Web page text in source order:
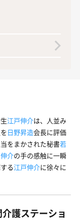
江戸伸介は、人並み
日野昇造会長に評価
をまかされた秘書若
介の手の感触に一瞬
る江戸伸介に徐々に
護ステーショ